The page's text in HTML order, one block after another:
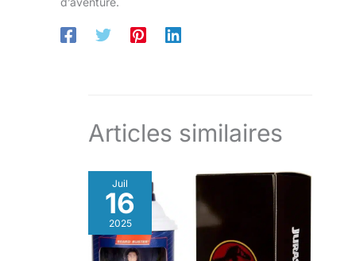
Articles similaires
Juil
16
2025